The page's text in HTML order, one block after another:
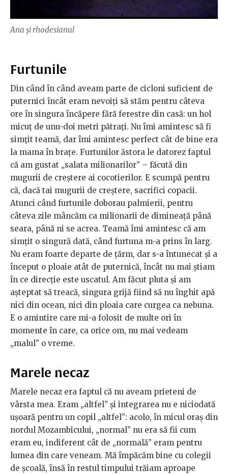
Ana și rhodesianul
Furtunile
Din când în când aveam parte de cicloni suficient de
puternici încât eram nevoiți să stăm pentru câteva
ore în singura încăpere fără ferestre din casă: un hol
micuţ de unu-doi metri pătrați. Nu îmi amintesc să fi
simţit teamă, dar îmi amintesc perfect cât de bine era
la mama în braţe. Furtunilor ăstora le datorez faptul
că am gustat „salata milionarilor” – făcută din
mugurii de creştere ai cocotierilor. E scumpă pentru
că, dacă tai mugurii de creştere, sacrifici copacii.
Atunci când furtunile doborau palmierii, pentru
câteva zile mâncăm ca milionarii de dimineaţă până
seara, până ni se acrea. Teamă îmi amintesc că am
simţit o singură dată, când furtuna m-a prins în larg.
Nu eram foarte departe de ţărm, dar s-a întunecat şi a
început o ploaie atât de puternică, încât nu mai ştiam
în ce direcţie este uscatul. Am făcut pluta şi am
aşteptat să treacă, singura grijă fiind să nu înghit apă
nici din ocean, nici din ploaia care curgea ca nebuna.
E o amintire care mi-a folosit de multe ori în
momente în care, ca orice om, nu mai vedeam
„malul” o vreme.
Marele necaz
Marele necaz era faptul că nu aveam prieteni de
vârsta mea. Eram „altfel” şi integrarea nu e niciodată
uşoară pentru un copil „altfel”: acolo, în micul oraş din
nordul Mozambicului, „normal” nu era să fii cum
eram eu, indiferent cât de „normală” eram pentru
lumea din care veneam. Mă împăcăm bine cu colegii
de şcoală, însă în restul timpului trăiam aproape